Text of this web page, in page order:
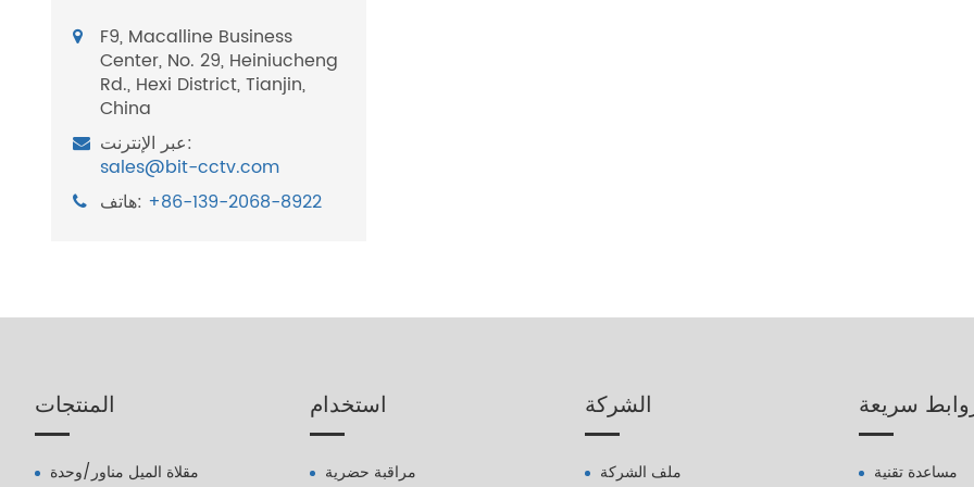
F9, Macalline Business
Center, No. 29, Heiniucheng
Rd., Hexi District, Tianjin,
China
عبر الإنترنت:
sales@bit-cctv.com
هاتف: +86-139-2068-8922
المنتجات
مقلاة الميل مناور/وحدة
استخدام
مراقبة حضرية
الشركة
ملف الشركة
سريعة
مساعدة تقنية